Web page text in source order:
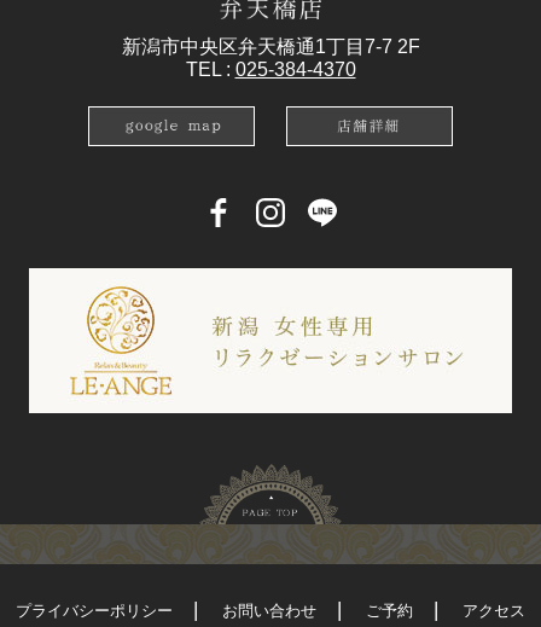
新潟市中央区弁天橋通1丁目7-7 2F
TEL : 025-384-4370
プライバシーポリシー お問い合わせ ご予約 アクセス